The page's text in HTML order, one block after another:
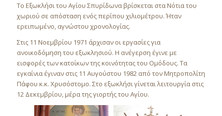
Το Εξωκλήσι του Αγίου Σπυρίδωνα βρίσκεται στα Νότια του
χωριού σε απόσταση ενός περίπου χιλιομέτρου. Ήταν
ερειπωμένο, αγνώστου χρονολογίας.
Στις 11 Νοεμβρίου 1971 άρχισαν οι εργασίες για
ανοικοδόμηση του εξωκλησιού. Η ανέγερση έγινε με
εισφορές των κατοίκων της κοινότητας του Ομόδους. Τα
εγκαίνια έγιναν στις 11 Αυγούστου 1982 από τον Μητροπολίτη
Πάφου κ.κ. Χρυσόστομο. Στο εξωκλήσι γίνεται λειτουργία στις
12 Δεκεμβρίου, μέρα της γιορτής του Αγίου.